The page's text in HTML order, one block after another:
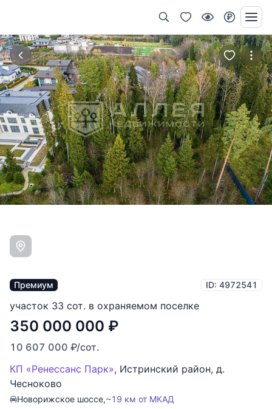
Премиум ID: 4972541
участок 33 сот. в охраняемом поселке
350 000 000 ₽
10 607 000 ₽/сот.
КП «Ренессанс Парк», Истринский район, д.
Чесноково
Новорижское шоссе,~19 км от МКАД